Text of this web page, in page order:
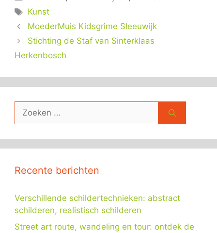
Tags
Kunst
MoederMuis Kidsgrime Sleeuwijk
Stichting de Staf van Sinterklaas
Herkenbosch
Zoek
Recente berichten
Verschillende schildertechnieken: abstract
schilderen, realistisch schilderen
Street art route, wandeling en tour: ontdek de